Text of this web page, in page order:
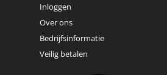
Inloggen
Over ons
Bedrijfsinformatie
Veilig betalen